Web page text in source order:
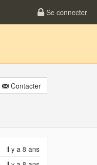
Se connecter
Contacter
il y a 8 ans